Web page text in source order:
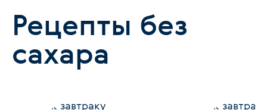
Рецепты без
сахара